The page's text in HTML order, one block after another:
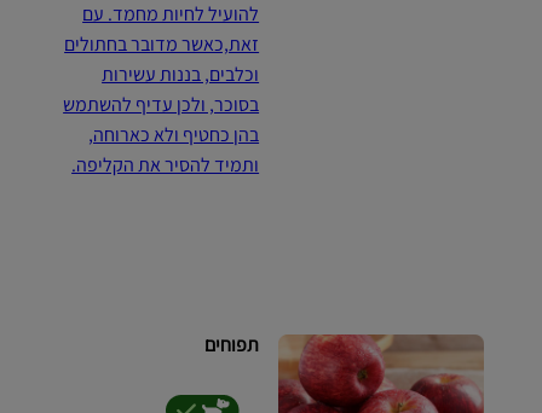
להועיל לחיות מחמד. עם
זאת,כאשר מדובר בחתולים
וכלבים, בננות עשירות
בסוכר, ולכן עדיף להשתמש
בהן כחטיף ולא כארוחה,
ותמיד להסיר את הקליפה.
תפוחים